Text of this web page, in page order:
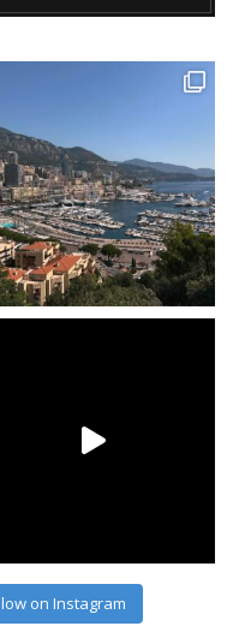
on Instagram